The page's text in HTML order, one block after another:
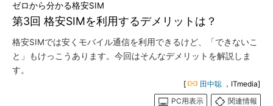
第3回 格安SIMを利用するデメリットは？
ゼロから分かる格安SIM
格安SIMでは安くモバイル通信を利用できるけど、「できないこ
と」もけっこうあります。今回はそんなデメリットを解説しま
す。
[ 田中聡 ，ITmedia]
PC用表示
関連情報